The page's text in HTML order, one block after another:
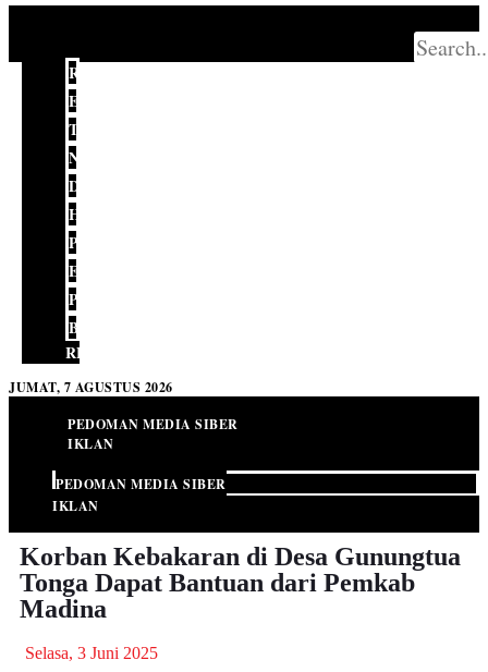
REDAKSI
EDITORIAL
TERKINI
NASIONAL
DAERAH
HUKUM
POLITIK
EKONOMI
PENDIDIKAN
BUDAYA
RELIGI
JUMAT, 7 AGUSTUS 2026
PEDOMAN MEDIA SIBER
IKLAN
PEDOMAN MEDIA SIBER
IKLAN
Korban Kebakaran di Desa Gunungtua
Tonga Dapat Bantuan dari Pemkab
Madina
Selasa, 3 Juni 2025